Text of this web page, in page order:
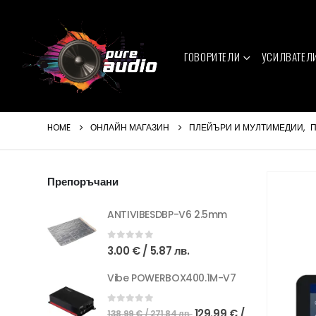
ГОВОРИТЕЛИ
HOME ОНЛАЙН МАГАЗИН ПЛЕЙЪРИ И МУЛТИМЕДИИ,
Препоръчани
ANTIVIBESDBP-V6 2.5mm
0out of 5
3.00 €/ 5.87 лв.
Vibe POWERBOX400.1M-V7
0out of 5
138.99€/ 271.84 лв.Original